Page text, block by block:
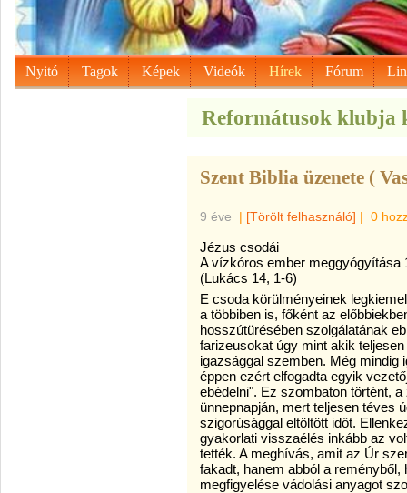
Nyitó Tagok Képek Videók Hírek Fórum
Reformátusok klubja
Szent Biblia üzenete (
9 éve | [Törölt felhasználó] | 0
Jézus csodái
A vízkóros ember meggyógyítása
(Lukács 14, 1-6)
E csoda körülményeinek
a többiben is, főként az
hosszútürésében szolgálatának
farizeusokat úgy mint akik
igazsággal szemben. Még mindig
éppen ezért elfogadta egyik
ebédelni". Ez szombaton történt,
ünnepnapján, mert teljesen téves
szigorúsággal eltöltött időt.
gyakorlati visszaélés inkább az
tették. A meghívás, amit az Úr
fakadt, hanem abból a
megfigyelése vádolási anyagot